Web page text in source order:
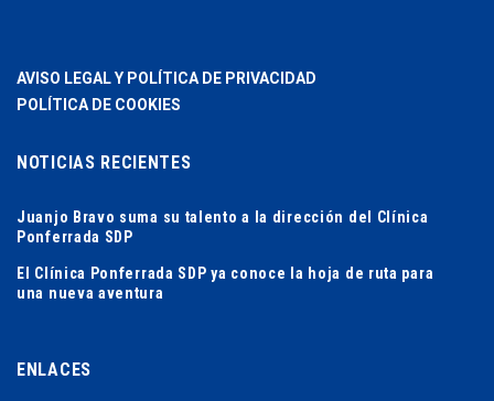
AVISO LEGAL Y POLÍTICA DE PRIVACIDAD
POLÍTICA DE COOKIES
NOTICIAS RECIENTES
Juanjo Bravo suma su talento a la dirección del Clínica
Ponferrada SDP
El Clínica Ponferrada SDP ya conoce la hoja de ruta para
una nueva aventura
ENLACES